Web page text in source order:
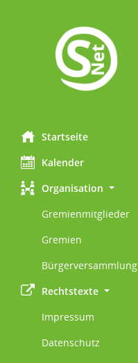
Startseite
Kalender
Organisation
Gremienmitglieder
Gremien
Bürgerversammlung
Rechtstexte
Impressum
Datenschutz